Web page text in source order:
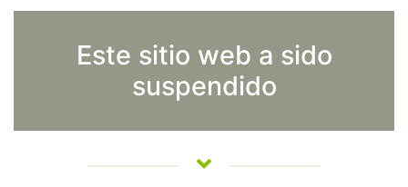
Este sitio web a sido
suspendido